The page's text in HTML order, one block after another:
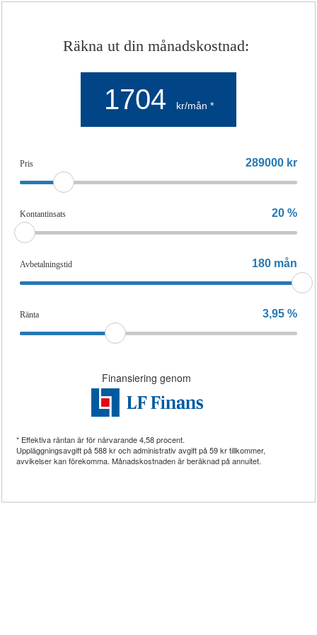
Räkna ut din månadskostnad:
1704 kr/mån *
Pris 289000 kr
Kontantinsats 20 %
Avbetalningstid 180 mån
Ränta 3,95 %
Finansiering genom
* Effektiva räntan är för närvarande4,58procent.
Uppläggningsavgift på588 kroch administrativ avgift på59 krtillkommer,
avvikelser kan förekomma. Månadskostnaden är beräknad på annuitet.